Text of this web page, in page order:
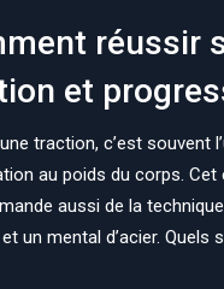
réussir
et
traction, c’est souvent
au poids du corps.
aussi de la
un mental d’acier. Quels